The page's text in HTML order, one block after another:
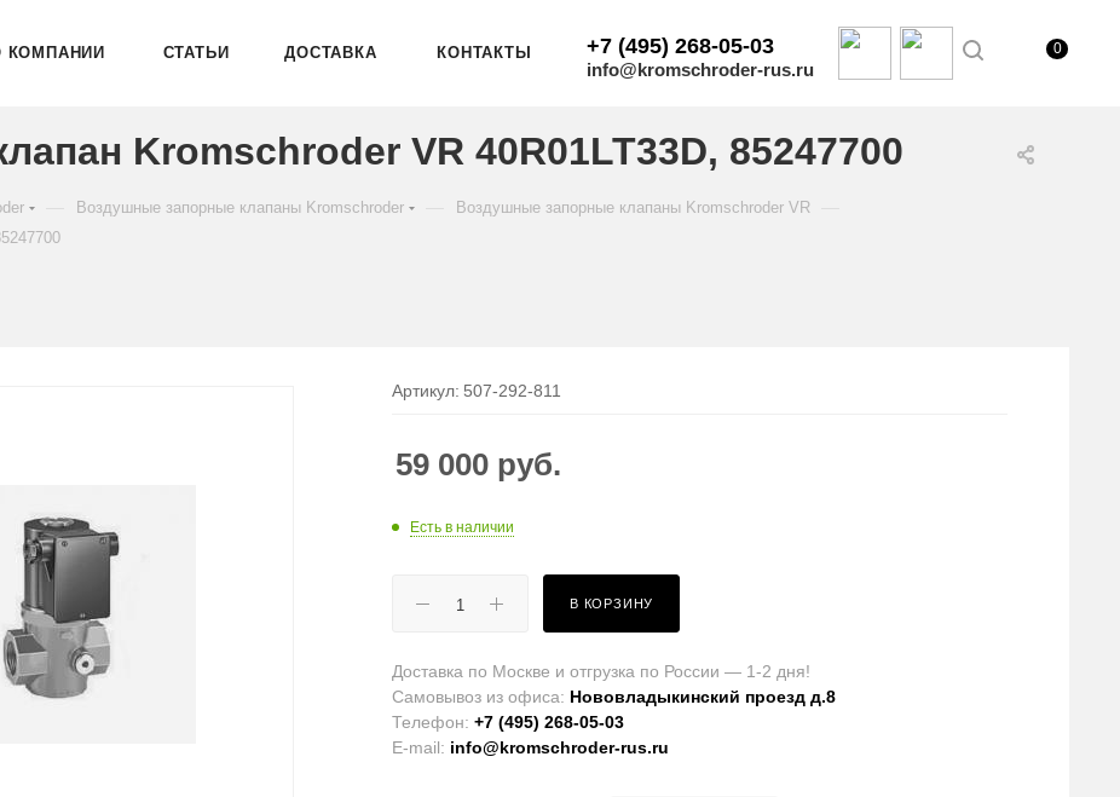
КОМПАНИИ СТАТЬИ ДОСТАВКА КОНТАКТЫ +7 (495) 268-05-03
info@kromschroder-rus.ru
0
Kromschroder VR 40R01LT33D, 85247700
Воздушные запорные клапаны Kromschroder Воздушные запорные клапаны Kromschroder VR
Артикул: 507-292-811
59 000 руб.
Есть в наличии
В КОРЗИНУ
Доставка по Москве и отгрузка по России — 1-2 дня!
Самовывоз из офиса: Нововладыкинский проезд д.8
Телефон:+7 (495) 268-05-03
E-mail: info@kromschroder-rus.ru